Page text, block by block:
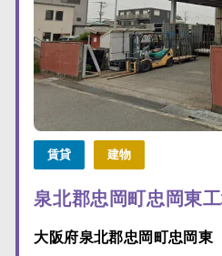
賃貸 建物
泉北郡忠岡町忠岡東
大阪府泉北郡忠岡町忠岡東